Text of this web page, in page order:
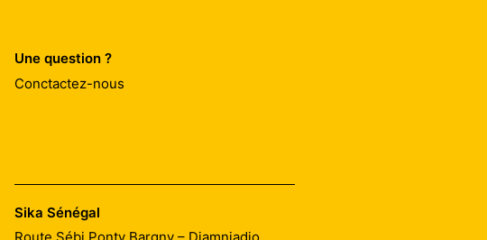
Une question ?
Conctactez-nous
Sika Sénégal